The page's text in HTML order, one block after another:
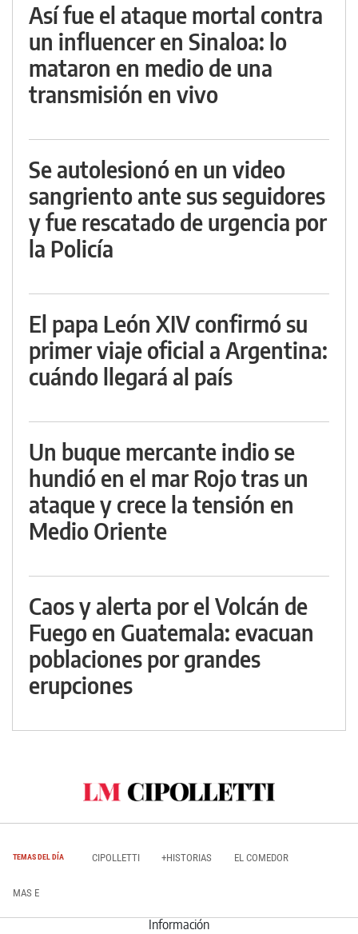
Así fue el ataque mortal contra
un influencer en Sinaloa: lo
mataron en medio de una
transmisión en vivo
Se autolesionó en un video
sangriento ante sus seguidores
y fue rescatado de urgencia por
la Policía
El papa León XIV confirmó su
primer viaje oficial a Argentina:
cuándo llegará al país
Un buque mercante indio se
hundió en el mar Rojo tras un
ataque y crece la tensión en
Medio Oriente
Caos y alerta por el Volcán de
Fuego en Guatemala: evacuan
poblaciones por grandes
erupciones
TEMAS DEL DÍA CIPOLLETTI +HISTORIAS EL COMEDOR
MAS E
Información